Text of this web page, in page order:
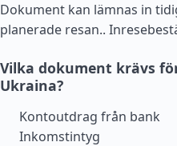
Dokument kan lämnas in
planerade resan..
Vilka dokument krävs
Ukraina?
Kontoutdrag från bank
Inkomstintyg